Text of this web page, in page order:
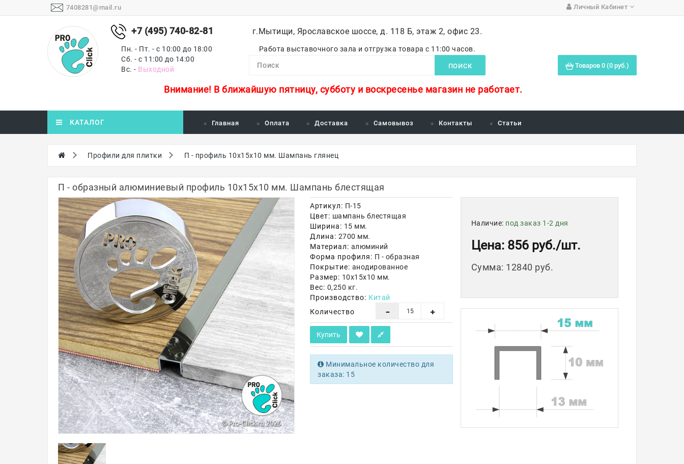
7408281@mail.ru Личный Кабинет
+7 (495) 740-82-81
Пн. - Пт. - с 10:00 до 18:00
Сб. - с 11:00 до 14:00
Вс. - Выходной
г.Мытищи, Ярославское шоссе, д. 118 Б, этаж 2, офис 23.
Работа выставочного зала и отгрузка товара с 11:00 часов.
ПОИСК Товаров 0 (0 руб.)
Внимание! В ближайшую пятницу, субботу и воскресенье магазин не работает.
КАТАЛОГ Главная Оплата Доставка Самовывоз Контакты Статьи
Профили для плитки П - профиль 10х15х10 мм. Шампань глянец
П - образный алюминиевый профиль 10х15х10 мм. Шампань блестящая
Артикул: П-15
Цвет: шампань блестящая
Ширина: 15 мм.
Длина: 2700 мм.
Материал: алюминий
Форма профиля: П - образная
Покрытие: анодированное
Размер: 10х15х10 мм.
Вес: 0,250 кг.
Производство: Китай
Количество
Купить
Минимальное количество для
заказа: 15
Наличие: под заказ 1-2 дня
Цена: 856 руб./шт.
Сумма: 12840 руб.